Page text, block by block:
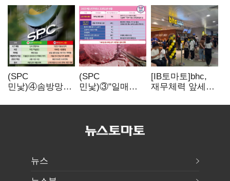
(SPC
민낯)④솜방망이
식품위생법 위반
(SPC
민낯)③"일매출
수익 제자리"…
'상시 할인'
[IB토마토]bhc,
재무체력 앞세워
투자…'본게임'
뉴스